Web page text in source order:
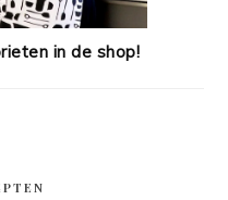
in de shop!